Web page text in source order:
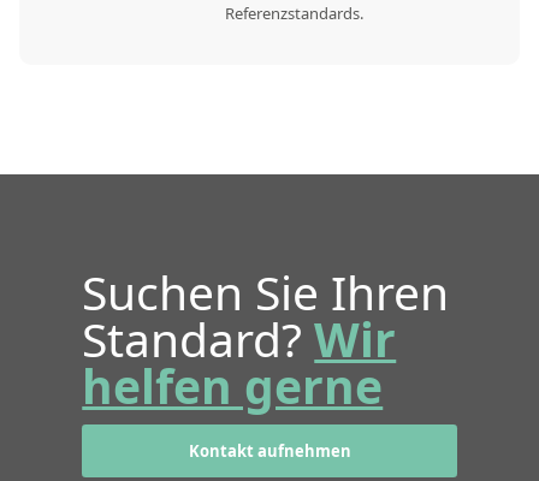
Referenzstandards.
Suchen Sie Ihren
Standard?Wir
helfen gerne
Kontakt aufnehmen